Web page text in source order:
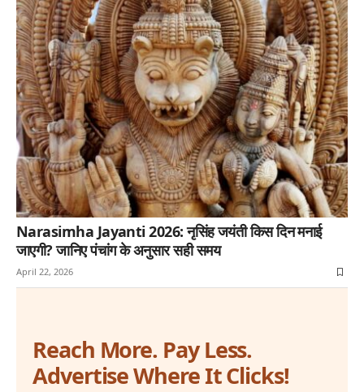
Narasimha Jayanti 2026: नृसिंह जयंती किस दिन मनाई
जाएगी? जानिए पंचांग के अनुसार सही समय
April 22, 2026
Reach More. Pay Less.
Advertise Where It Clicks!